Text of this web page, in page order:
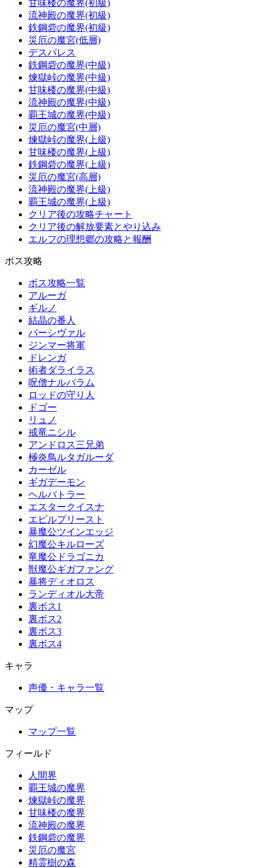
甘味楼の魔界(初級)
流神殿の魔界(初級)
鉄鋼砦の魔界(初級)
災厄の魔宮(低層)
デスパレス
鉄鋼砦の魔界(中級)
煉獄峠の魔界(中級)
甘味楼の魔界(中級)
流神殿の魔界(中級)
覇王城の魔界(中級)
災厄の魔宮(中層)
煉獄峠の魔界(上級)
甘味楼の魔界(上級)
鉄鋼砦の魔界(上級)
災厄の魔宮(高層)
流神殿の魔界(上級)
覇王城の魔界(上級)
クリア後の攻略チャート
クリア後の解放要素とやり込み
エルフの理想郷の攻略と報酬
ボス攻略
ボス攻略一覧
アルーガ
ギルノ
結晶の番人
パーシヴァル
ジンマー将軍
ドレンガ
術者ダライラス
呪僧ナルバラム
ロッドの守り人
ドゴー
リュノ
戒竜ニシル
アンドロス三兄弟
極炎鳥ルタガルーダ
カーゼル
ギガデーモン
ヘルバトラー
エスタークイスナ
エビルプリースト
暴魔公ツインエッジ
幻魔公キルローズ
竜魔公ドラゴニカ
獣魔公ギガファング
暴将ディオロス
ランディオル大帝
裏ボス1
裏ボス2
裏ボス3
裏ボス4
キャラ
声優・キャラ一覧
マップ
マップ一覧
フィールド
人間界
覇王城の魔界
煉獄峠の魔界
甘味楼の魔界
流神殿の魔界
鉄鋼砦の魔界
災厄の魔宮
精霊樹の森